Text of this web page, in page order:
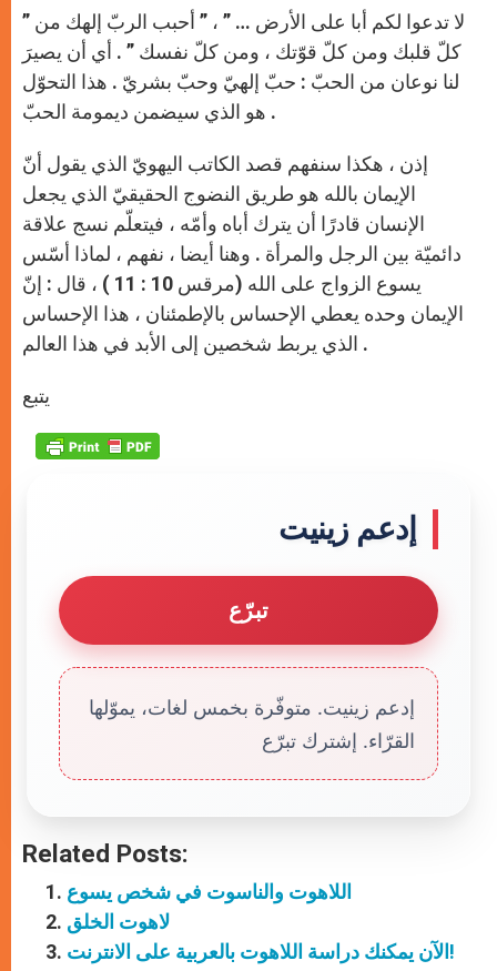
” لا تدعوا لكم أبا على الأرض … ” ، ” أحبب الربّ إلهك من
كلّ قلبك ومن كلّ قوّتك ، ومن كلّ نفسك ” . أي أن يصيرَ
لنا نوعان من الحبّ : حبّ إلهيّ وحبّ بشريّ . هذا التحوّل
هو الذي سيضمن ديمومة الحبّ .
إذن ، هكذا سنفهم قصد الكاتب اليهويّ الذي يقول أنّ
الإيمان بالله هو طريق النضوج الحقيقيّ الذي يجعل
الإنسان قادرًا أن يترك أباه وأمّه ، فيتعلّم نسج علاقة
دائميّة بين الرجل والمرأة . وهنا أيضا ، نفهم ، لماذا أسّس
يسوع الزواج على الله (مرقس 10 : 11 ) ، قال : إنّ
الإيمان وحده يعطي الإحساس بالإطمئنان ، هذا الإحساس
الذي يربط شخصين إلى الأبد في هذا العالم .
يتبع
إدعم زينيت
تبرّع
إدعم زينيت. متوفّرة بخمس لغات، يموّلها
القرّاء. إشترك تبرّع
Related Posts:
اللاهوت والناسوت في شخص يسوع
لاهوت الخلق
الآن يمكنك دراسة اللاهوت بالعربية على الانترنت!